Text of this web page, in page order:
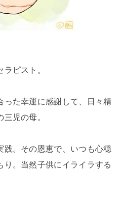
ピスト。
った幸運に感謝して、日々精
児の母。
践。その恩恵で、いつも心穏
。当然子供にイライラする